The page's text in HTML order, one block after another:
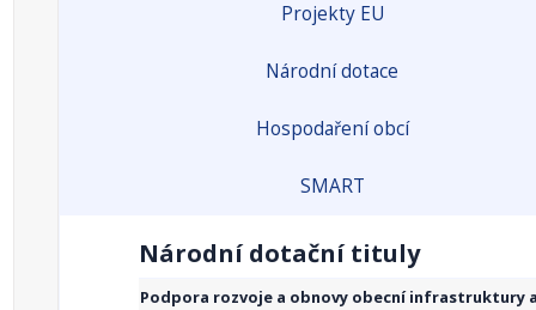
Projekty EU
Národní dotace
Hospodaření obcí
SMART
Národní dotační tituly
Podpora rozvoje a obnovy obecní infrastruktury